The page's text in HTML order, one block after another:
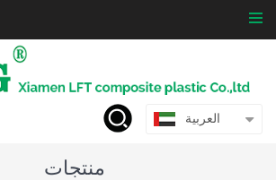
العربية
منتجات